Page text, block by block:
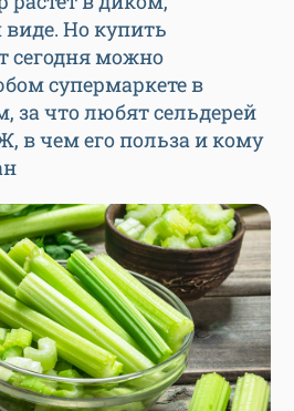
Но купить
сегодня можно
супермаркете в
за что любят сельдерей
в чем его польза и кому